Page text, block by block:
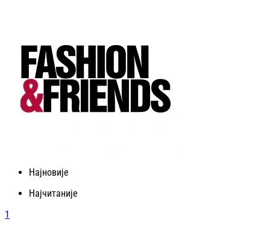
Најновије
Најчитаније
1